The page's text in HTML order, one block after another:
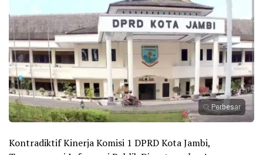
Perbesar
Kontradiktif Kinerja Komisi 1 DPRD Kota Jambi,